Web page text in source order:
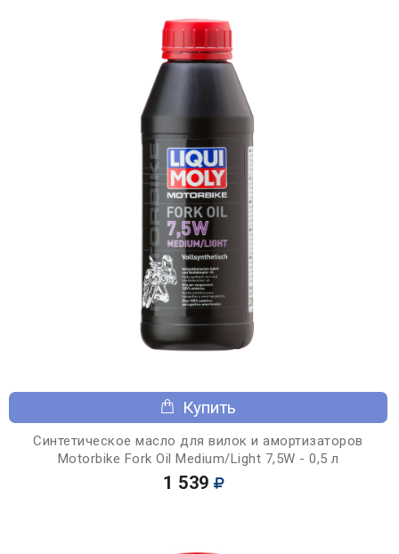
Купить
Синтетическое масло для вилок и амортизаторов
Motorbike Fork Oil Medium/Light 7,5W - 0,5 л
1 539